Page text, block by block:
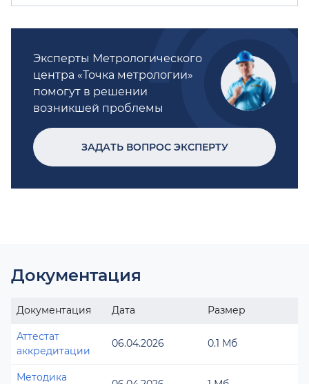
Эксперты Метрологического
центра «Точка метрологии»
помогут в решении
возникшей проблемы
ЗАДАТЬ ВОПРОС ЭКСПЕРТУ
Документация
Документация Дата Размер
Аттестат
аккредитации
06.04.2026 0.1 Мб
Методика